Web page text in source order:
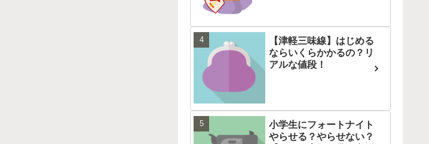
【津軽三味線】はじめる
ならいくらかかるの？リ
アルな値段！
小学生にフォートナイト
やらせる？やらせない？